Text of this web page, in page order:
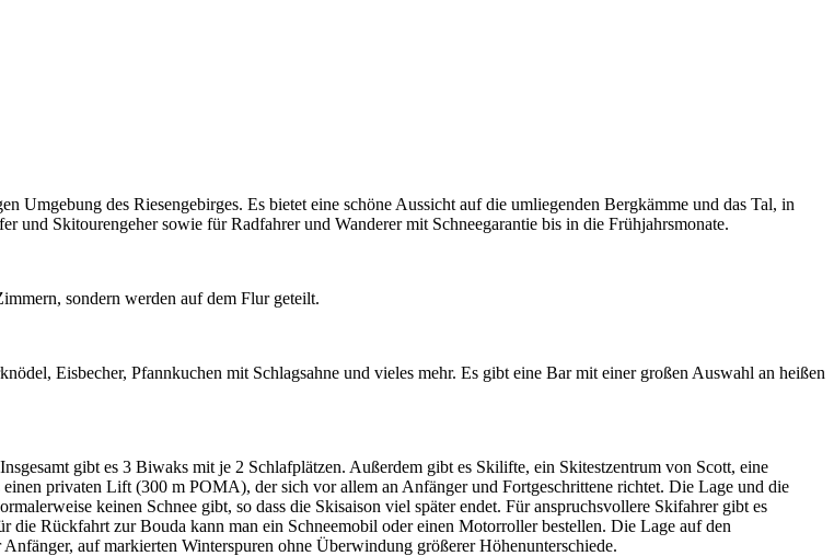
des Riesengebirges. Es bietet eine schöne Aussicht auf die umliegenden Bergkämme und das Tal, in
Skitourengeher sowie für Radfahrer und Wanderer mit Schneegarantie bis in die Frühjahrsmonate.
sondern werden auf dem Flur geteilt.
Eisbecher, Pfannkuchen mit Schlagsahne und vieles mehr. Es gibt eine Bar mit einer großen Auswahl an heißen
gibt es 3 Biwaks mit je 2 Schlafplätzen. Außerdem gibt es Skilifte, ein Skitestzentrum von Scott, eine
privaten Lift (300 m POMA), der sich vor allem an Anfänger und Fortgeschrittene richtet. Die Lage und die
keinen Schnee gibt, so dass die Skisaison viel später endet. Für anspruchsvollere Skifahrer gibt es
Rückfahrt zur Bouda kann man ein Schneemobil oder einen Motorroller bestellen. Die Lage auf den
auf markierten Winterspuren ohne Überwindung größerer Höhenunterschiede.